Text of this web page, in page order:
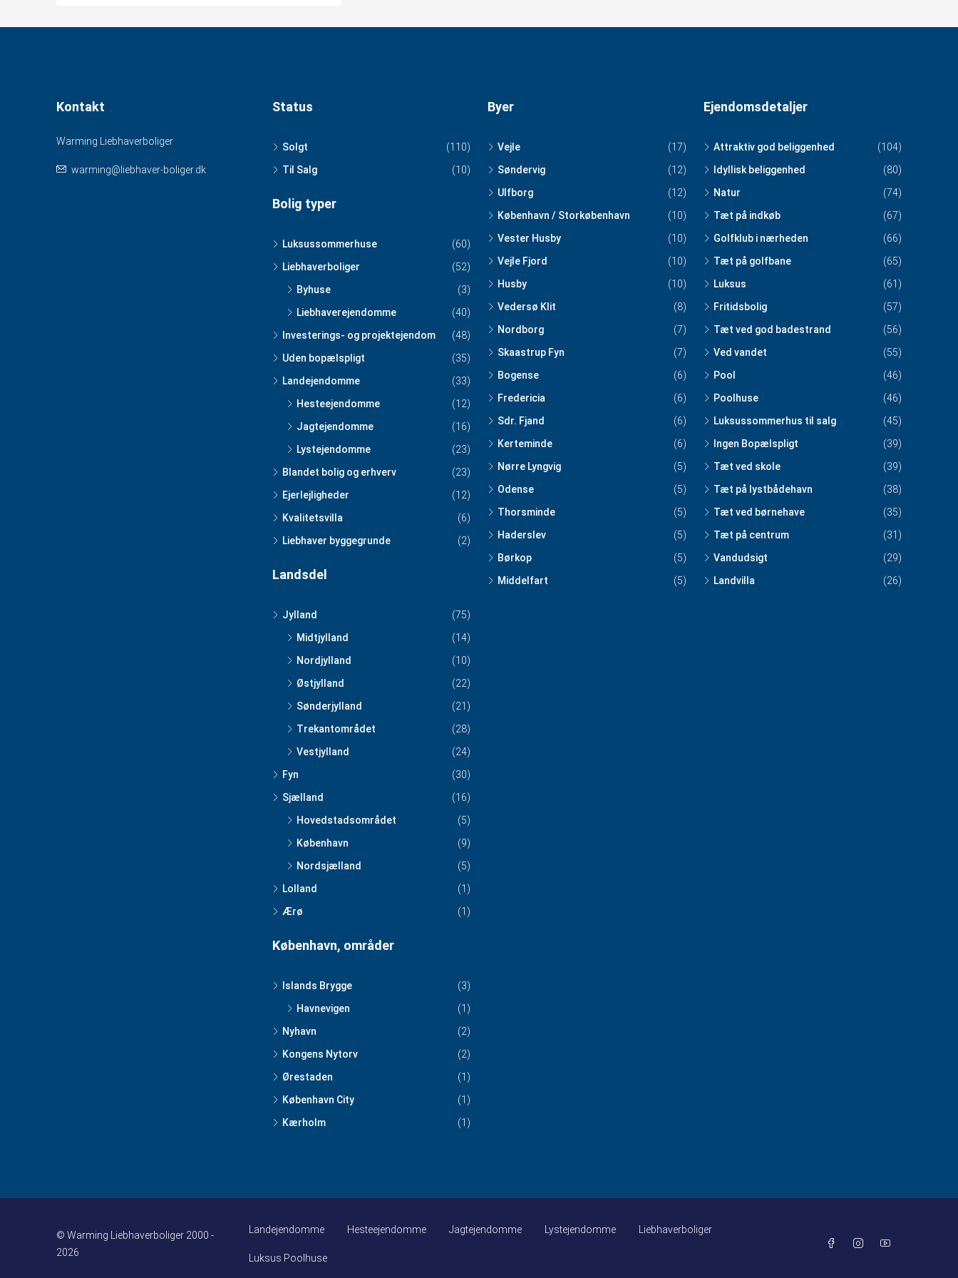
Kontakt
Warming Liebhaverboliger
warming@liebhaver-boliger.dk
Status
Solgt
(110)
Til Salg
(10)
Bolig typer
Luksussommerhuse
(60)
Liebhaverboliger
(52)
Byhuse
(3)
Liebhaverejendomme
(40)
Investerings- og projektejendom
(48)
Uden bopælspligt
(35)
Landejendomme
(33)
Hesteejendomme
(12)
Jagtejendomme
(16)
Lystejendomme
(23)
Blandet bolig og erhverv
(23)
Ejerlejligheder
(12)
Kvalitetsvilla
(6)
Liebhaver byggegrunde
(2)
Landsdel
Jylland
(75)
Midtjylland
(14)
Nordjylland
(10)
Østjylland
(22)
Sønderjylland
(21)
Trekantområdet
(28)
Vestjylland
(24)
Fyn
(30)
Sjælland
(16)
Hovedstadsområdet
(5)
København
(9)
Nordsjælland
(5)
Lolland
(1)
Ærø
(1)
København, områder
Islands Brygge
(3)
Havnevigen
(1)
Nyhavn
(2)
Kongens Nytorv
(2)
Ørestaden
(1)
København City
(1)
Kærholm
(1)
Byer
Vejle
(17)
Søndervig
(12)
Ulfborg
(12)
København / Storkøbenhavn
(10)
Vester Husby
(10)
Vejle Fjord
(10)
Husby
(10)
Vedersø Klit
(8)
Nordborg
(7)
Skaastrup Fyn
(7)
Bogense
(6)
Fredericia
(6)
Sdr. Fjand
(6)
Kerteminde
(6)
Nørre Lyngvig
(5)
Odense
(5)
Thorsminde
(5)
Haderslev
(5)
Børkop
(5)
Middelfart
(5)
Ejendomsdetaljer
Attraktiv god beliggenhed
(104)
Idyllisk beliggenhed
(80)
Natur
(74)
Tæt på indkøb
(67)
Golfklub i nærheden
(66)
Tæt på golfbane
(65)
Luksus
(61)
Fritidsbolig
(57)
Tæt ved god badestrand
(56)
Ved vandet
(55)
Pool
(46)
Poolhuse
(46)
Luksussommerhus til salg
(45)
Ingen Bopælspligt
(39)
Tæt ved skole
(39)
Tæt på lystbådehavn
(38)
Tæt ved børnehave
(35)
Tæt på centrum
(31)
Vandudsigt
(29)
Landvilla
(26)
© Warming Liebhaverboliger 2000 -
2026
Landejendomme Hesteejendomme Jagtejendomme Lystejendomme Liebhaverboliger
Luksus Poolhuse